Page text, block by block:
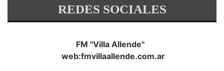
REDES SOCIALES
FM "Villa Allende"
web:fmvillaallende.com.ar